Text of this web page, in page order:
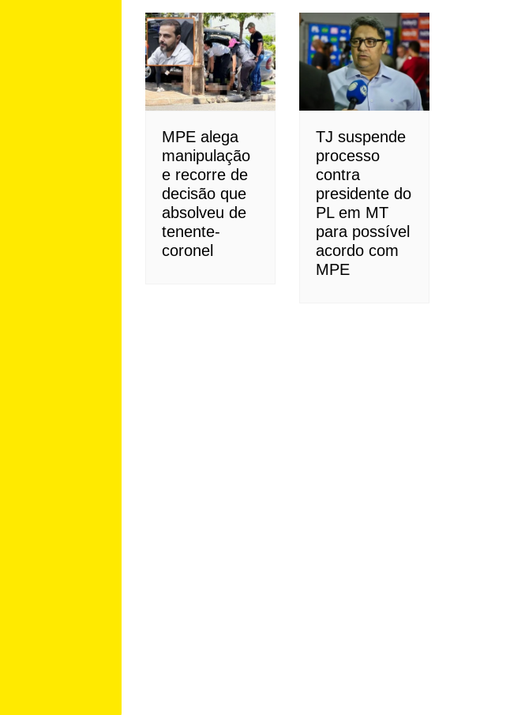
MPE alega
manipulação
e recorre de
decisão que
absolveu de
tenente-
coronel
TJ suspende
processo
contra
presidente do
PL em MT
para possível
acordo com
MPE